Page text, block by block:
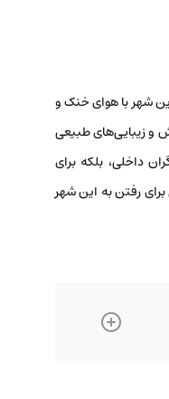
شهر با هوای خنک و
و زیبایی‌های طبیعی
داخلی، بلکه برای
رفتن به این شهر